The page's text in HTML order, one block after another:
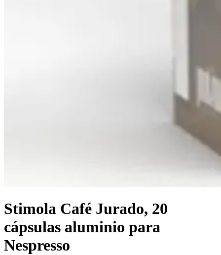
Stimola Café Jurado, 20
cápsulas aluminio para
Nespresso